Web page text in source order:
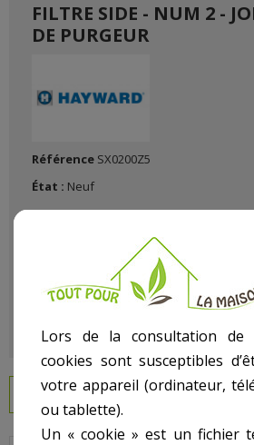
FILTRE SIDE - NUM 2 -
DE PURGEUR
Référence SX0200Z5
État : Neuf
EN SAVOIR PLUS
Lors de la consultation de
cookies sont susceptibles
votre appareil (ordinateur,
ou tablette).
Un « cookie » est un fichier